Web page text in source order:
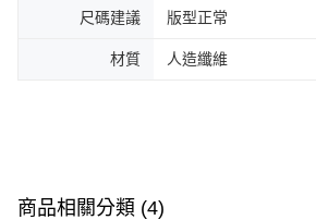
尺碼建議 版型正常
材質 人造纖維
商品相關分類 (4)